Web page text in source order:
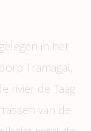
in het
Tramagal,
rivier de Taag.
van de